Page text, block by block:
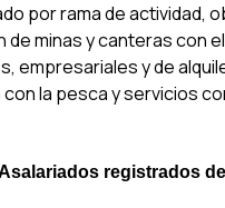
por rama de actividad,
minas y canteras con
empresariales y de
con la pesca y servicios
registrados